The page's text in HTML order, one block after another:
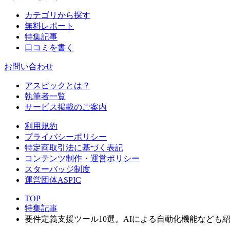
カテゴリから探す
無料レポート
特集記事
口コミを書く
お問い合わせ
アスピックとは？
執筆者一覧
サービス掲載のご案内
利用規約
プライバシーポリシー
特定商取引法に基づく表記
コンテンツ制作・運営ポリシー
スターバッジ制度
運営団体ASPIC
TOP
特集記事
要件定義支援ツール10選。AIによる自動化機能なども